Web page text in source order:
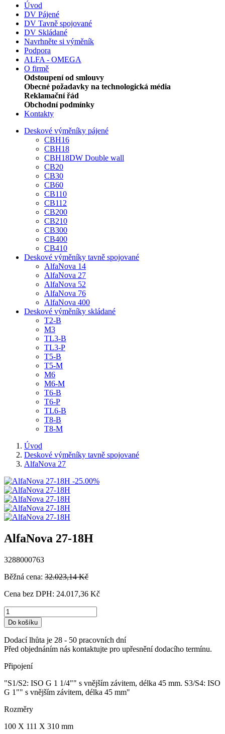
Úvod
DV Pájené
DV Tavně spojované
DV Skládané
Navrhněte si výměník
Podpora
ALFA - OMEGA
O firmě
Odstoupení od smlouvy
Obecné požadavky na technologická média
Reklamační řád
Obchodní podmínky
Kontakty
Deskové výměníky pájené
CBH16
CBH18
CBH18DW Double wall
CB20
CB30
CB60
CB110
CB112
CB200
CB210
CB300
CB400
CB410
Deskové výměníky tavně spojované
AlfaNova 14
AlfaNova 27
AlfaNova 52
AlfaNova 76
AlfaNova 400
Deskové výměníky skládané
T2-B
M3
TL3-B
TL3-P
T5-B
T5-M
M6
M6-M
T6-B
T6-P
TL6-B
T8-B
T8-M
Úvod
Deskové výměníky tavně spojované
AlfaNova 27
-25.00%
AlfaNova 27-18H
3288000763
Běžná cena: 32.023,14 Kč
Cena bez DPH: 24.017,36 Kč
Do košíku
Dodací lhůta je 28 - 50 pracovních dní
Před objednáním nás kontaktujte pro upřesnění dodacího termínu.
Připojení
"S1/S2: ISO G 1 1/4"" s vnějším závitem, délka 45 mm. S3/S4: ISO
G 1"" s vnějším závitem, délka 45 mm"
Rozměry
100 X 111 X 310 mm